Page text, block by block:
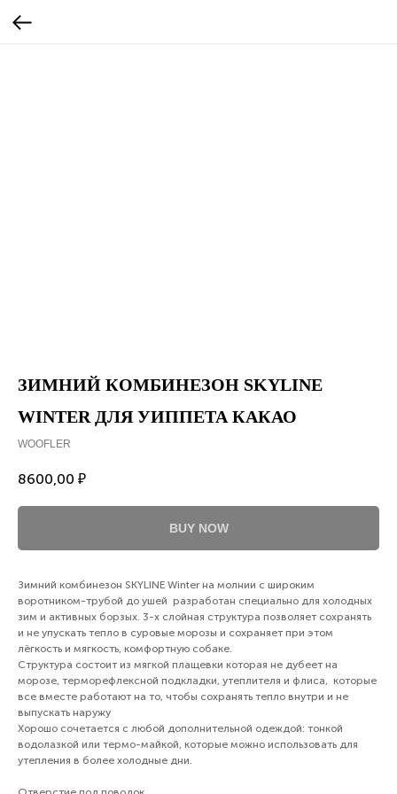
ЗИМНИЙ КОМБИНЕЗОН SKYLINE
WINTER ДЛЯ УИППЕТА КАКАО
WOOFLER
8600,00 ₽
BUY NOW
Зимний комбинезон SKYLINE Winter на молнии с широким
воротником-трубой до ушей разработан специально для холодных
зим и активных борзых. 3-х слойная структура позволяет сохранять
и не упускать тепло в суровые морозы и сохраняет при этом
лёгкость и мягкость, комфортную собаке.
Структура состоит из мягкой плащевки которая не дубеет на
морозе, терморефлексной подкладки, утеплителя и флиса, которые
все вместе работают на то, чтобы сохранять тепло внутри и не
выпускать наружу
Хорошо сочетается с любой дополнительной одеждой: тонкой
водолазкой или термо-майкой, которые можно использовать для
утепления в более холодные дни.